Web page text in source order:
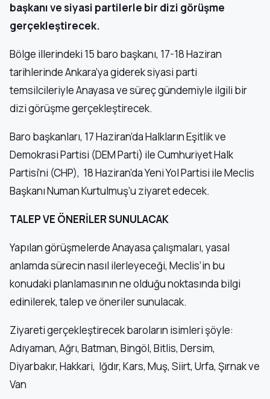
başkanı ve siyasi partilerle bir dizi görüşme
gerçekleştirecek.
Bölge illerindeki 15 baro başkanı, 17-18 Haziran
tarihlerinde Ankara’ya giderek siyasi parti
temsilcileriyle Anayasa ve süreç gündemiyle ilgili bir
dizi görüşme gerçekleştirecek.
Baro başkanları, 17 Haziran’da Halkların Eşitlik ve
Demokrasi Partisi (DEM Parti) ile Cumhuriyet Halk
Partisi’ni (CHP), 18 Haziran’da Yeni Yol Partisi ile Meclis
Başkanı Numan Kurtulmuş’u ziyaret edecek.
TALEP VE ÖNERİLER SUNULACAK
Yapılan görüşmelerde Anayasa çalışmaları, yasal
anlamda sürecin nasıl ilerleyeceği, Meclis’in bu
konudaki planlamasının ne olduğu noktasında bilgi
edinilerek, talep ve öneriler sunulacak.
Ziyareti gerçekleştirecek baroların isimleri şöyle:
Adıyaman, Ağrı, Batman, Bingöl, Bitlis, Dersim,
Diyarbakır, Hakkari, Iğdır, Kars, Muş, Siirt, Urfa, Şırnak ve
Van